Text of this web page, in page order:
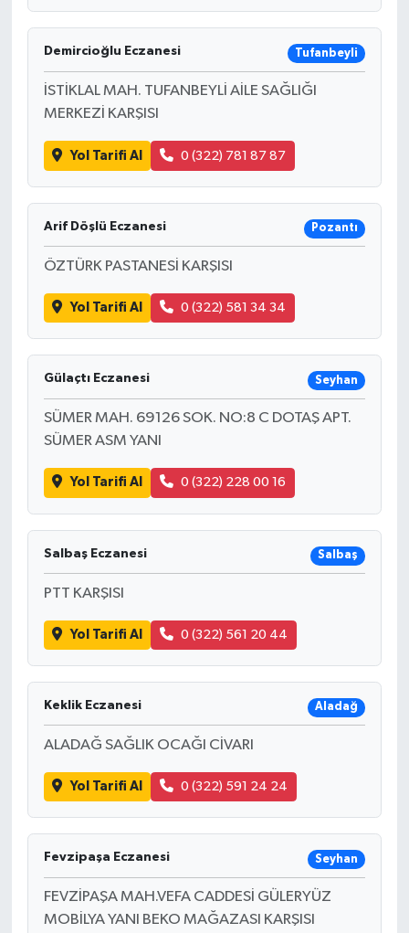
Demircioğlu Eczanesi Tufanbeyli
İSTİKLAL MAH. TUFANBEYLİ AİLE SAĞLIĞI
MERKEZİ KARŞISI
Yol Tarifi Al 0 (322) 781 87 87
Arif Döşlü Eczanesi Pozantı
ÖZTÜRK PASTANESİ KARŞISI
Yol Tarifi Al 0 (322) 581 34 34
Gülaçtı Eczanesi Seyhan
SÜMER MAH. 69126 SOK. NO:8 C DOTAŞ APT.
SÜMER ASM YANI
Yol Tarifi Al 0 (322) 228 00 16
Salbaş Eczanesi Salbaş
PTT KARŞISI
Yol Tarifi Al 0 (322) 561 20 44
Keklik Eczanesi Aladağ
ALADAĞ SAĞLIK OCAĞI CİVARI
Yol Tarifi Al 0 (322) 591 24 24
Fevzipaşa Eczanesi Seyhan
FEVZİPAŞA MAH.VEFA CADDESİ GÜLERYÜZ
MOBİLYA YANI BEKO MAĞAZASI KARŞISI